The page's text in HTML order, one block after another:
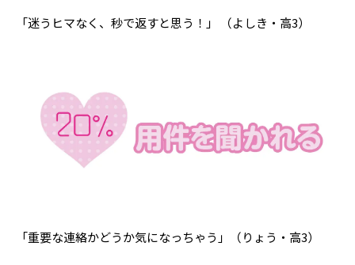
「迷うヒマなく、秒で返すと思う！」 （よしき・高3）
「重要な連絡かどうか気になっちゃう」（りょう・高3）